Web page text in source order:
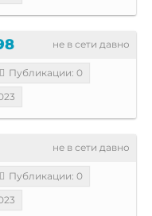
не в сети давно
Публикации: 0
не в сети давно
Публикации: 0